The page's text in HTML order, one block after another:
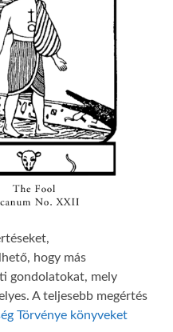
hogy más
gondolatokat, mely
A teljesebb megértés
Törvénye könyveket